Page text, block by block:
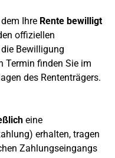
Ihre Rente bewilligt
offiziellen
Bewilligung
Termin finden Sie im
des Rententrägers.
eine
erhalten, tragen
Zahlungseingangs